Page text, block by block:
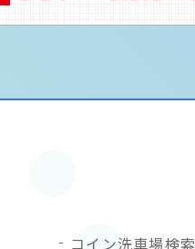
コイン洗車場検索